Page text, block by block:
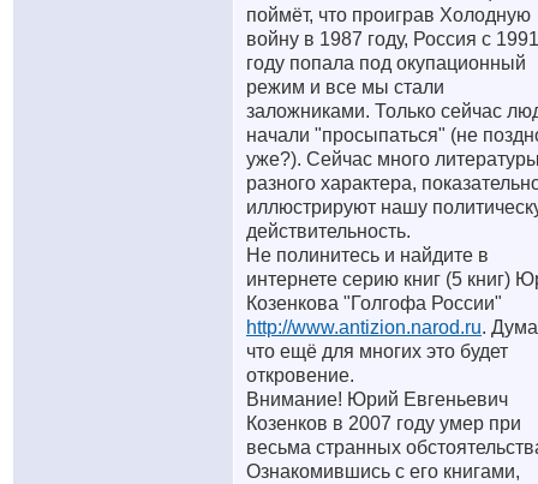
поймёт, что проиграв Холодную
войну в 1987 году, Россия с 1991
году попала под окупационный
режим и все мы стали
заложниками. Только сейчас
начали "просыпаться" (не
уже?). Сейчас много
разного характера,
иллюстрируют нашу
действительность.
Не полинитесь и найдите в
интернете серию книг (5 книг)
Козенкова "Голгофа России"
http://www.antizion.narod.ru.
что ещё для многих это будет
откровение.
Внимание! Юрий Евгеньевич
Козенков в 2007 году умер при
весьма странных
Ознакомившись с его книгами,